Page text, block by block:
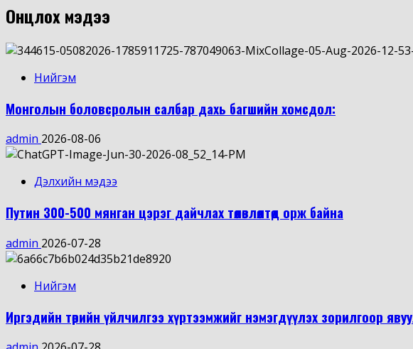
Онцлох мэдээ
Нийгэм
Монголын боловсролын салбар дахь багшийн хомсдол:
admin 2026-08-06
Дэлхийн мэдээ
Путин 300-500 мянган цэрэг дайчлах төлөвлөлтөд орж байна
admin 2026-07-28
Нийгэм
Иргэдийн төрийн үйлчилгээ хүртээмжийг нэмэгдүүлэх зорилгоор